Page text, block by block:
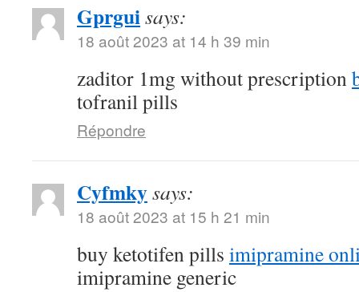
Gprguisays:
18 août 2023 at 14 h 39 min
zaditor 1mg without prescription
tofranil pills
Répondre
Cyfmkysays:
18 août 2023 at 15 h 21 min
buy ketotifen pills imipramine
imipramine generic